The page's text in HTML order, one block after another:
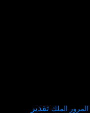
المرور الملك تقدير